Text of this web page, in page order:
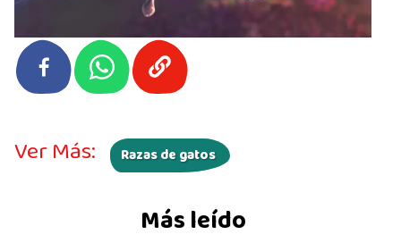
Más leído
Ver Más: Razas de gatos